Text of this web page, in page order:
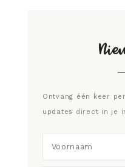
Ontvang één keer
updates direct in je